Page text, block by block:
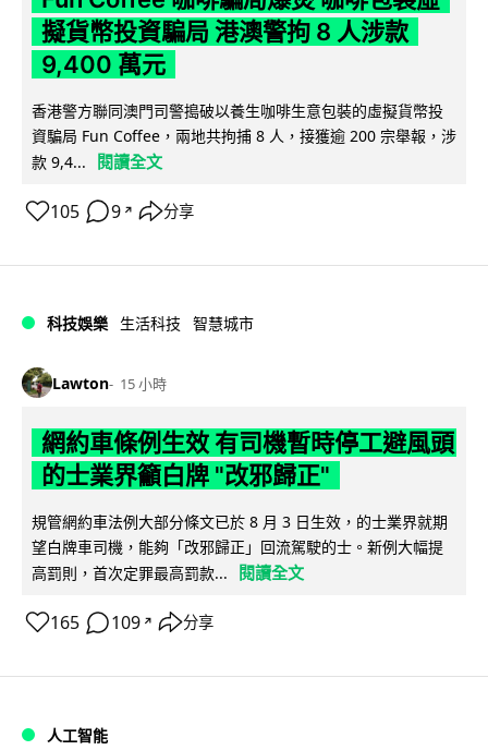
擬貨幣投資騙局 港澳警拘 8 人涉款
9,400 萬元
香港警方聯同澳門司警搗破以養生咖啡生意包裝的虛擬貨幣投
資騙局 Fun Coffee，兩地共拘捕 8 人，接獲逾 200 宗舉報，涉
款 9,4...
閱讀全文
105 9 ↗ 分享
科技娛樂 生活科技 智慧城市
Lawton 15 小時
網約車條例生效 有司機暫時停工避風頭
的士業界籲白牌 "改邪歸正"
規管網約車法例大部分條文已於 8 月 3 日生效，的士業界就期
望白牌車司機，能夠「改邪歸正」回流駕駛的士。新例大幅提
高罰則，首次定罪最高罰款...
閱讀全文
165 109 ↗ 分享
人工智能